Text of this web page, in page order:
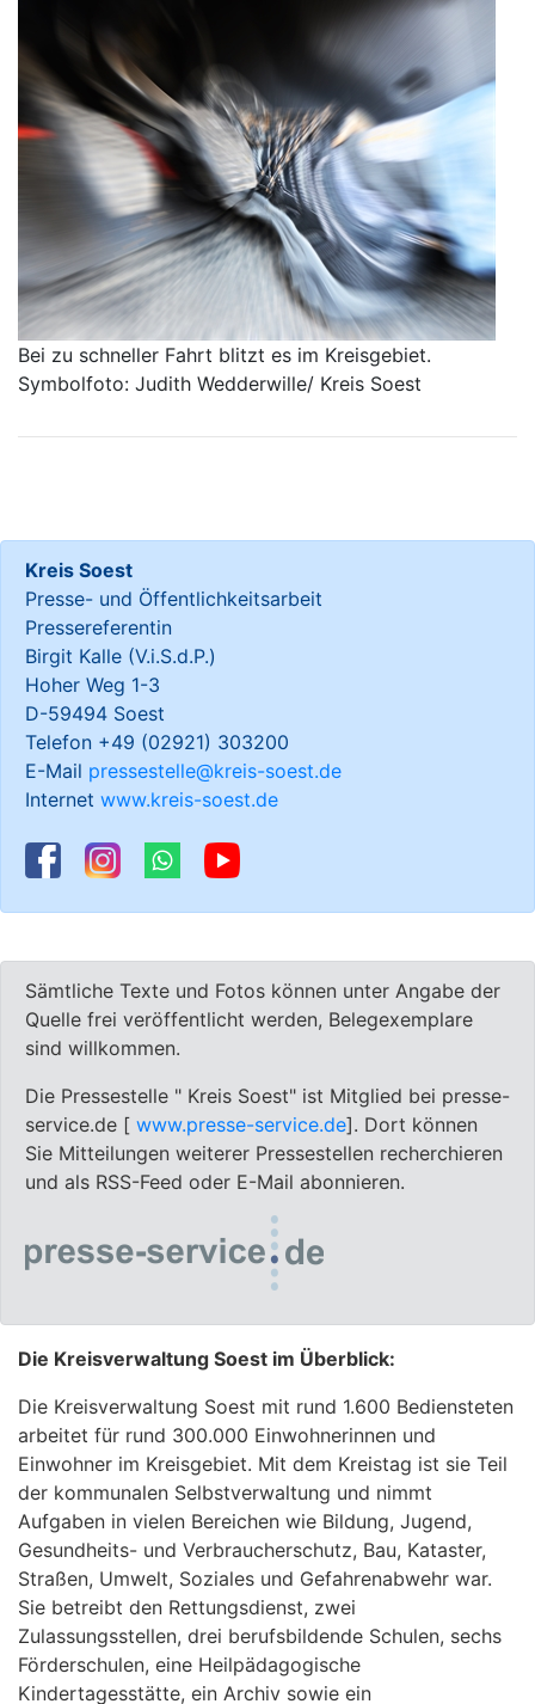
Bei zu schneller Fahrt blitzt es im Kreisgebiet.
Symbolfoto: Judith Wedderwille/ Kreis Soest
Kreis Soest
Presse- und Öffentlichkeitsarbeit
Pressereferentin
Birgit Kalle (V.i.S.d.P.)
Hoher Weg 1-3
D-59494 Soest
Telefon +49 (02921) 303200
E-Mail pressestelle@kreis-soest.de
Internet www.kreis-soest.de
Sämtliche Texte und Fotos können unter Angabe der
Quelle frei veröffentlicht werden, Belegexemplare
sind willkommen.
Die Pressestelle " Kreis Soest" ist Mitglied bei presse-
service.de [ www.presse-service.de]. Dort können
Sie Mitteilungen weiterer Pressestellen recherchieren
und als RSS-Feed oder E-Mail abonnieren.
Die Kreisverwaltung Soest im Überblick:
Die Kreisverwaltung Soest mit rund 1.600 Bediensteten
arbeitet für rund 300.000 Einwohnerinnen und
Einwohner im Kreisgebiet. Mit dem Kreistag ist sie Teil
der kommunalen Selbstverwaltung und nimmt
Aufgaben in vielen Bereichen wie Bildung, Jugend,
Gesundheits- und Verbraucherschutz, Bau, Kataster,
Straßen, Umwelt, Soziales und Gefahrenabwehr war.
Sie betreibt den Rettungsdienst, zwei
Zulassungsstellen, drei berufsbildende Schulen, sechs
Förderschulen, eine Heilpädagogische
Kindertagesstätte, ein Archiv sowie ein